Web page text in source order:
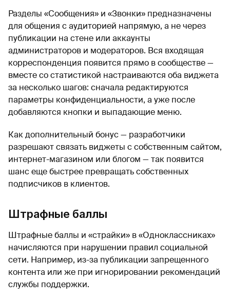
Разделы «Сообщения» и «Звонки» предназначены
для общения с аудиторией напрямую, а не через
публикации на стене или аккаунты
администраторов и модераторов. Вся входящая
корреспонденция появится прямо в сообществе —
вместе со статистикой настраиваются оба виджета
за несколько шагов: сначала редактируются
параметры конфиденциальности, а уже после
добавляются кнопки и выпадающие меню.
Как дополнительный бонус — разработчики
разрешают связать виджеты с собственным сайтом,
интернет-магазином или блогом — так появится
шанс еще быстрее превращать собственных
подписчиков в клиентов.
Штрафные баллы
Штрафные баллы и «страйки» в «Одноклассниках»
начисляются при нарушении правил социальной
сети. Например, из-за публикации запрещенного
контента или же при игнорировании рекомендаций
службы поддержки.